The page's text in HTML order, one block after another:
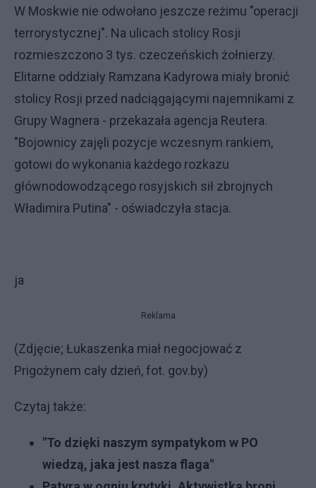
W Moskwie nie odwołano jeszcze reżimu "operacji
terrorystycznej". Na ulicach stolicy Rosji
rozmieszczono 3 tys. czeczeńskich żołnierzy.
Elitarne oddziały Ramzana Kadyrowa miały bronić
stolicy Rosji przed nadciągającymi najemnikami z
Grupy Wagnera - przekazała agencja Reutera.
"Bojownicy zajęli pozycje wczesnym rankiem,
gotowi do wykonania każdego rozkazu
głównodowodzącego rosyjskich sił zbrojnych
Władimira Putina" - oświadczyła stacja.
ja
Reklama
(Zdjęcie; Łukaszenka miał negocjować z
Prigożynem cały dzień, fot. gov.by)
Czytaj także:
"To dzięki naszym sympatykom w PO
wiedzą, jaka jest nasza flaga"